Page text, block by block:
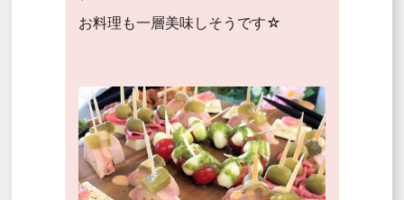
お料理も一層美味しそうです☆